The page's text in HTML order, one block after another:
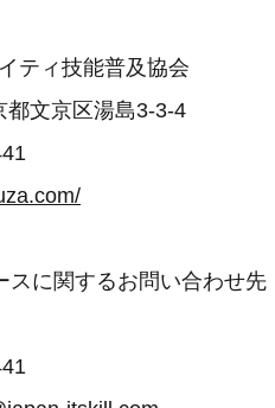
ティ技能普及協会
都文京区湯島3-3-4
スに関するお問い合わせ先